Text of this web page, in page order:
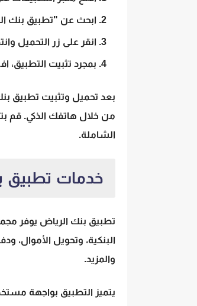
ابحث عن "تطبيق بنك
انقر على زر التحميل
بمجرد تثبيت التطبيق،
بعد تحميل وتثبيت تطبيق
من خلال هاتفك الذكي. قم
الشاملة.
خدمات تطبيق
تطبيق بنك الرياض يوفر
البنكية، وتحويل الأموال،
والمزيد.
يتميز التطبيق بواجهة